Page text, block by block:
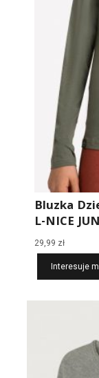
Bluzka
L-NICE
29,99 zł
Interesuje